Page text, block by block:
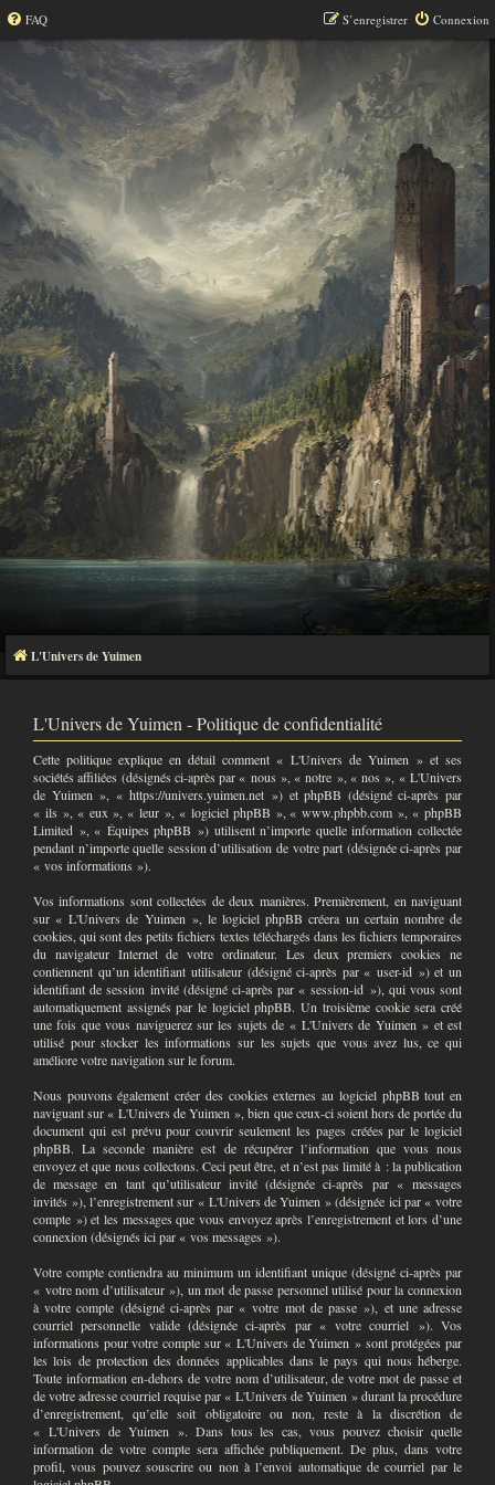
FAQ Connexion
S’enregistrer
L'Univers de Yuimen
L'Univers de Yuimen - Politique de confidentialité
Cette politique explique en détail comment « L'Univers de Yuimen » et ses
sociétés affiliées (désignés ci-après par « nous », « notre », « nos », « L'Univers
de Yuimen », « https://univers.yuimen.net ») et phpBB (désigné ci-après par
« ils », « eux », « leur », « logiciel phpBB », « www.phpbb.com », « phpBB
Limited », « Équipes phpBB ») utilisent n’importe quelle information collectée
pendant n’importe quelle session d’utilisation de votre part (désignée ci-après par
« vos informations »).
Vos informations sont collectées de deux manières. Premièrement, en naviguant
sur « L'Univers de Yuimen », le logiciel phpBB créera un certain nombre de
cookies, qui sont des petits fichiers textes téléchargés dans les fichiers temporaires
du navigateur Internet de votre ordinateur. Les deux premiers cookies ne
contiennent qu’un identifiant utilisateur (désigné ci-après par « user-id ») et un
identifiant de session invité (désigné ci-après par « session-id »), qui vous sont
automatiquement assignés par le logiciel phpBB. Un troisième cookie sera créé
une fois que vous naviguerez sur les sujets de « L'Univers de Yuimen » et est
utilisé pour stocker les informations sur les sujets que vous avez lus, ce qui
améliore votre navigation sur le forum.
Nous pouvons également créer des cookies externes au logiciel phpBB tout en
naviguant sur « L'Univers de Yuimen », bien que ceux-ci soient hors de portée du
document qui est prévu pour couvrir seulement les pages créées par le logiciel
phpBB. La seconde manière est de récupérer l’information que vous nous
envoyez et que nous collectons. Ceci peut être, et n’est pas limité à : la publication
de message en tant qu’utilisateur invité (désignée ci-après par « messages
invités »), l’enregistrement sur « L'Univers de Yuimen » (désignée ici par « votre
compte ») et les messages que vous envoyez après l’enregistrement et lors d’une
connexion (désignés ici par « vos messages »).
Votre compte contiendra au minimum un identifiant unique (désigné ci-après par
« votre nom d’utilisateur »), un mot de passe personnel utilisé pour la connexion
à votre compte (désigné ci-après par « votre mot de passe »), et une adresse
courriel personnelle valide (désignée ci-après par « votre courriel »). Vos
informations pour votre compte sur « L'Univers de Yuimen » sont protégées par
les lois de protection des données applicables dans le pays qui nous héberge.
Toute information en-dehors de votre nom d’utilisateur, de votre mot de passe et
de votre adresse courriel requise par « L'Univers de Yuimen » durant la procédure
d’enregistrement, qu’elle soit obligatoire ou non, reste à la discrétion de
« L'Univers de Yuimen ». Dans tous les cas, vous pouvez choisir quelle
information de votre compte sera affichée publiquement. De plus, dans votre
profil, vous pouvez souscrire ou non à l’envoi automatique de courriel par le